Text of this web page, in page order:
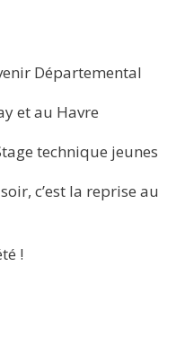
Départemental
et au Havre
technique jeunes
c’est la reprise au
!